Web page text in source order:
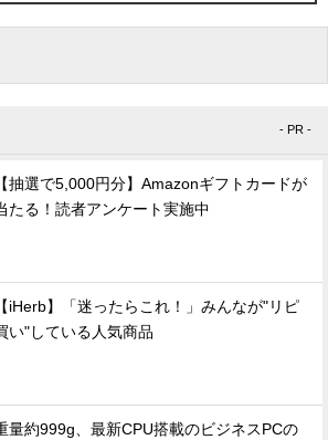
- PR -
【抽選で5,000円分】Amazonギフトカードが
たる！読者アンケート実施中
【iHerb】「迷ったらこれ！」みんなが"リピ
い"している人気商品
量約999g、最新CPU搭載のビジネスPCの